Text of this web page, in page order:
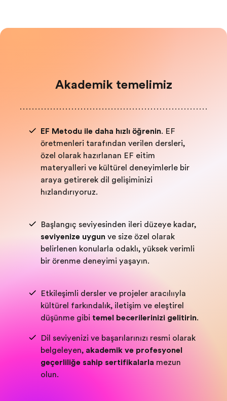
Akademik temelimiz
EF Metodu ile daha hızlı öğrenin. EF
öğretmenleri tarafından verilen dersleri,
özel olarak hazırlanan EF eğitim
materyalleri ve kültürel deneyimlerle bir
araya getirerek dil gelişiminizi
hızlandırıyoruz.
Başlangıç seviyesinden ileri düzeye kadar,
seviyenize uygun ve size özel olarak
belirlenen konularla odaklı, yüksek verimli
bir öğrenme deneyimi yaşayın.
Etkileşimli dersler ve projeler aracılığıyla
kültürel farkındalık, iletişim ve eleştirel
düşünme gibi temel becerilerinizi geliştirin.
Dil seviyenizi ve başarılarınızı resmi olarak
belgeleyen, akademik ve profesyonel
geçerliliğe sahip sertifikalarla mezun
olun.